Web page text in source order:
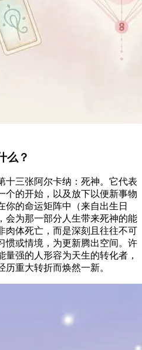
么？
十三张阿尔卡纳：死神。它代表
个的开始，以及放下以便新事物
你的命运矩阵中（来自出生日
会为那一部分人生带来死神的能
肉体死亡，而是深刻且往往不可
或情境，为更新腾出空间。许
量强的人形容为天生的转化者，
重大转折而焕然一新。